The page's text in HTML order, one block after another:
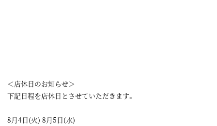
＜店休日のお知らせ＞
下記日程を店休日とさせていただきます。
8月4日(火) 8月5日(水)